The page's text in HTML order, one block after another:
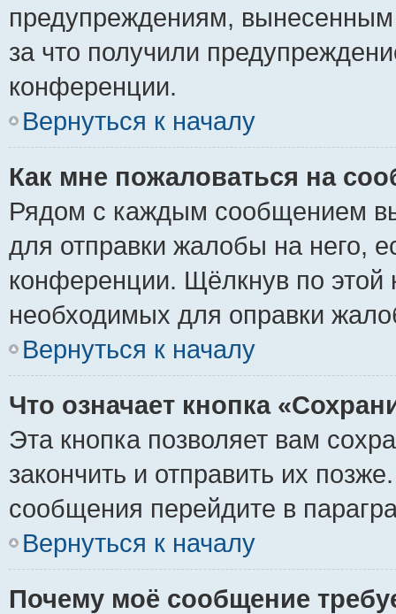
предупреждениям,
за что получили
конференции.
Вернуться к началу
Как мне пожаловаться на
Рядом с каждым сообщением
для отправки жалобы на него,
конференции. Щёлкнув по этой
необходимых для оправки
Вернуться к началу
Что означает кнопка
Эта кнопка позволяет вам
закончить и отправить их
сообщения перейдите в
Вернуться к началу
Почему моё сообщение